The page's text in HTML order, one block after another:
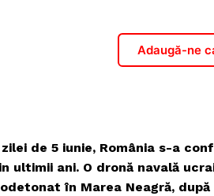
Adaugă-ne
de 5 iunie, România s-a
ultimii ani. O dronă navală
în Marea Neagră,